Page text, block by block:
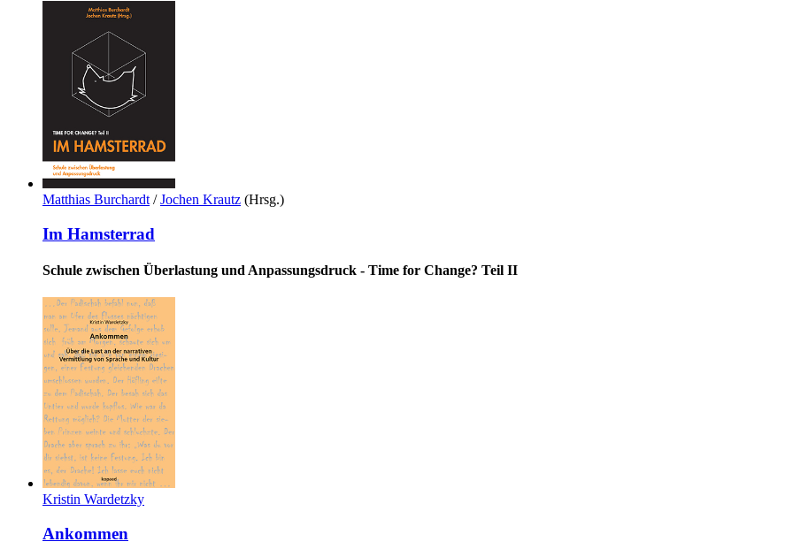
Matthias Burchardt /Jochen Krautz (Hrsg.)
Im Hamsterrad
Schule zwischen Überlastung und Anpassungsdruck - Time for Change? Teil II
Kristin Wardetzky
Ankommen